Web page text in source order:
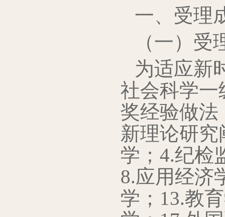
一、受理
（一）受
为适应新
社会科学一
奖经验做法
新理论研究
学；4.纪检
8.应用经济
学；13.教